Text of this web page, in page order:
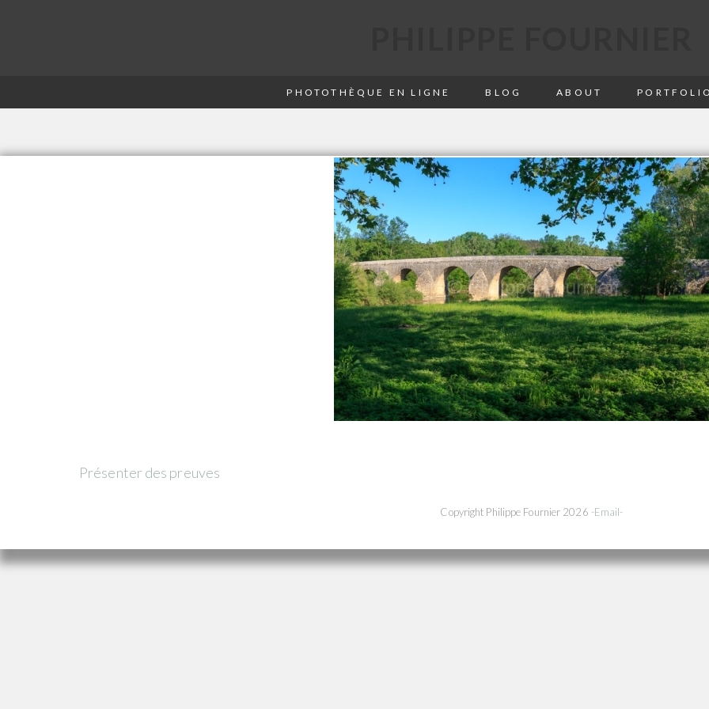
PHOTOTHÈQUE EN LIGNE BLOG ABOUT
Présenter des preuves
Copyright Philippe Fournier 2026 -Email-